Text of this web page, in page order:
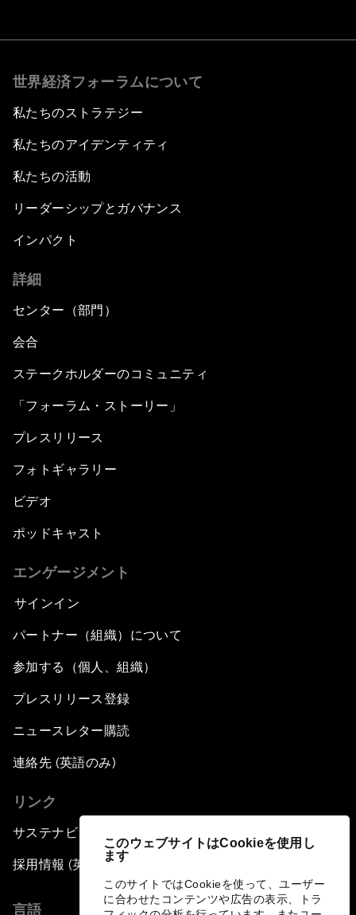
このウェブサイトはCookieを使用し
ます
このサイトではCookieを使って、ユーザー
に合わせたコンテンツや広告の表示、トラ
世界経済フォーラムについて
私たちのストラテジー
私たちのアイデンティティ
私たちの活動
リーダーシップとガバナンス
インパクト
詳細
センター（部門）
会合
ステークホルダーのコミュニティ
「フォーラム・ストーリー」
プレスリリース
フォトギャラリー
ビデオ
ポッドキャスト
エンゲージメント
サインイン
パートナー（組織）について
参加する（個人、組織）
プレスリリース登録
ニュースレター購読
連絡先 (英語のみ)
リンク
サステナビリティへの取り組み
採用情報 (英語のみ)
言語